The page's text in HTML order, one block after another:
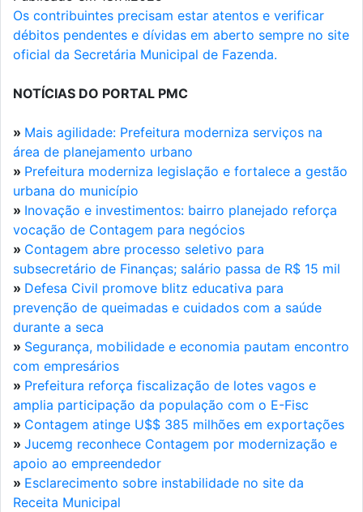
Os contribuintes precisam estar atentos e verificar
débitos pendentes e dívidas em aberto sempre no site
oficial da Secretária Municipal de Fazenda.
NOTÍCIAS DO PORTAL PMC
» Mais agilidade: Prefeitura moderniza serviços na
área de planejamento urbano
» Prefeitura moderniza legislação e fortalece a gestão
urbana do município
» Inovação e investimentos: bairro planejado reforça
vocação de Contagem para negócios
» Contagem abre processo seletivo para
subsecretário de Finanças; salário passa de R$ 15 mil
» Defesa Civil promove blitz educativa para
prevenção de queimadas e cuidados com a saúde
durante a seca
» Segurança, mobilidade e economia pautam encontro
com empresários
» Prefeitura reforça fiscalização de lotes vagos e
amplia participação da população com o E-Fisc
» Contagem atinge U$$ 385 milhões em exportações
» Jucemg reconhece Contagem por modernização e
apoio ao empreendedor
» Esclarecimento sobre instabilidade no site da
Receita Municipal